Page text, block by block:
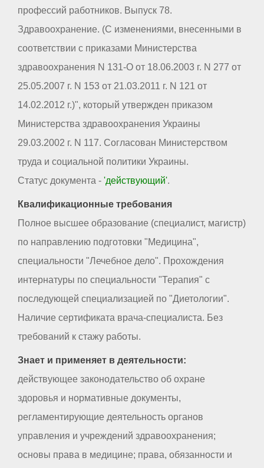
профессий работников. Выпуск 78.
Здравоохранение. (С изменениями, внесенными в
соответствии с приказами Министерства
здравоохранения N 131-О от 18.06.2003 г. N 277 от
25.05.2007 г. N 153 от 21.03.2011 г. N 121 от
14.02.2012 г.)", который утвержден приказом
Министерства здравоохранения Украины
29.03.2002 г. N 117. Согласован Министерством
труда и социальной политики Украины.
Статус документа - 'действующий'.
Квалификационные требования
Полное высшее образование (специалист, магистр)
по направлению подготовки "Медицина",
специальности "Лечебное дело". Прохождения
интернатуры по специальности "Терапия" с
последующей специализацией по "Диетологии".
Наличие сертификата врача-специалиста. Без
требований к стажу работы.
Знает и применяет в деятельности:
действующее законодательство об охране
здоровья и нормативные документы,
регламентирующие деятельность органов
управления и учреждений здравоохранения;
основы права в медицине; права, обязанности и